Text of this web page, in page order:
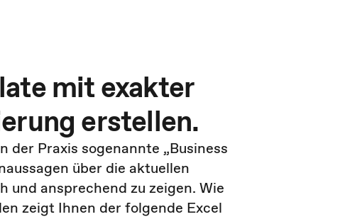
mit exakter
erstellen.
Praxis sogenannte „Business
über die aktuellen
ansprechend zu zeigen. Wie
zeigt Ihnen der folgende Excel